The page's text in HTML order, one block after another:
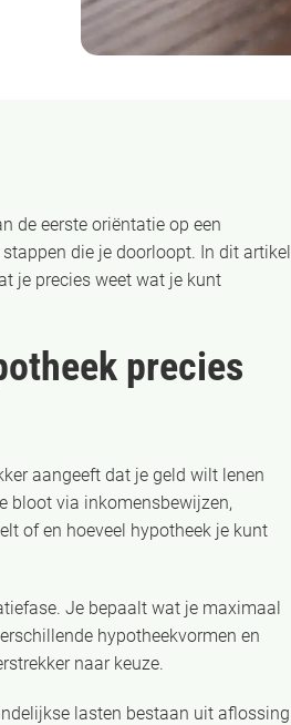
de eerste oriëntatie op een
die je doorloopt. In dit artikel
je precies weet wat je kunt
precies
aangeeft dat je geld wilt lenen
bloot via inkomensbewijzen,
of en hoeveel hypotheek je kunt
Je bepaalt wat je maximaal
hypotheekvormen en
naar keuze.
lasten bestaan uit aflossing